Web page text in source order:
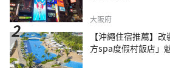
大阪府
【沖繩住宿推薦】
方spa度假村飯店」